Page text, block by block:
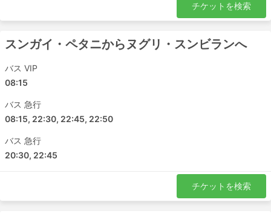
カムンティン - アイヤー・ヒタム
イポー - ムアール
チャンルーン - ヨンペン
パリット・ブンタル - パシル・グダン
パシル・グダン - ジトラ
パリット・ブンタル - ジョホールバル
ジョホールバル - Gurun
チケットを検索
スンガイ・ペタニからヌグリ・スンビランへ
バス VIP
08:15
バス 急行
08:15, 22:30, 22:45, 22:50
バス 急行
20:30, 22:45
チケットを検索